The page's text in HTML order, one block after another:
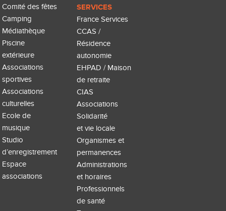
Comité des fêtes
Camping
Médiathèque
Piscine
extérieure
Associations
sportives
Associations
culturelles
Ecole de
musique
Studio
d’enregistrement
Espace
associations
SERVICES
France Services
CCAS /
Résidence
autonomie
EHPAD / Maison
de retraite
CIAS
Associations
Solidarité
et vie locale
Organismes et
permanences
Administrations
et horaires
Professionnels
de santé